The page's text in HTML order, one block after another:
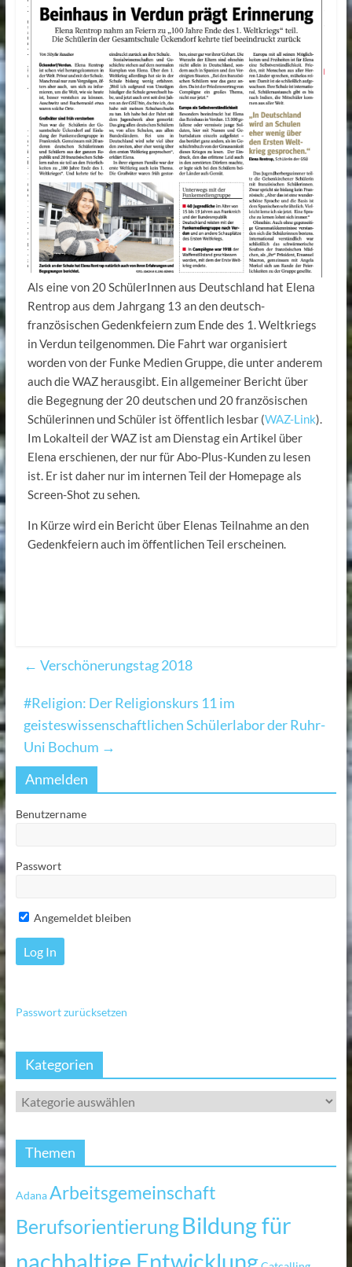
Als eine von 20 SchülerInnen aus Deutschland hat Elena
Rentrop aus dem Jahrgang 13 an den deutsch-
französischen Gedenkfeiern zum Ende des 1. Weltkriegs
in Verdun teilgenommen. Die Fahrt war organisiert
worden von der Funke Medien Gruppe, die unter anderem
auch die WAZ herausgibt. Ein allgemeiner Bericht über
die Begegnung der 20 deutschen und 20 französischen
Schülerinnen und Schüler ist öffentlich lesbar (WAZ-Link).
Im Lokalteil der WAZ ist am Dienstag ein Artikel über
Elena erschienen, der nur für Abo-Plus-Kunden zu lesen
ist. Er ist daher nur im internen Teil der Homepage als
Screen-Shot zu sehen.
In Kürze wird ein Bericht über Elenas Teilnahme an den
Gedenkfeiern auch im öffentlichen Teil erscheinen.
← Verschönerungstag 2018
#Religion: Der Religionskurs 11 im
geisteswissenschaftlichen Schülerlabor der Ruhr-
Uni Bochum →
Anmelden
Benutzername
Passwort
Angemeldet bleiben
Passwort zurücksetzen
Kategorien
Themen
AdanaArbeitsgemeinschaft
BerufsorientierungBildung für
nachhaltige Entwicklung